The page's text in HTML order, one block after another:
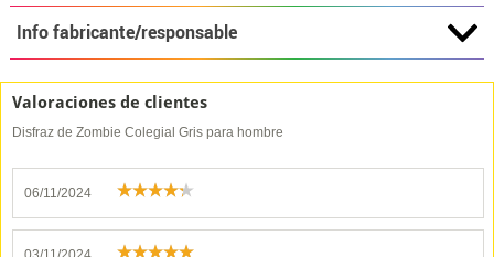
Info fabricante/responsable
Valoraciones de clientes
Disfraz de Zombie Colegial Gris para hombre
06/11/2024